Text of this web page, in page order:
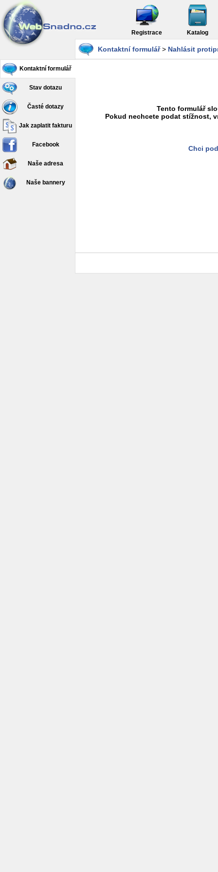
Registrace Katalog
Kontaktní formulář
Stav dotazu
Časté dotazy
Jak zaplatit fakturu
Facebook
Naše adresa
Naše bannery
Kontaktní formulář> Nahlásit
Tento formulář
Pokud nechcete podat stížnost,
Chci